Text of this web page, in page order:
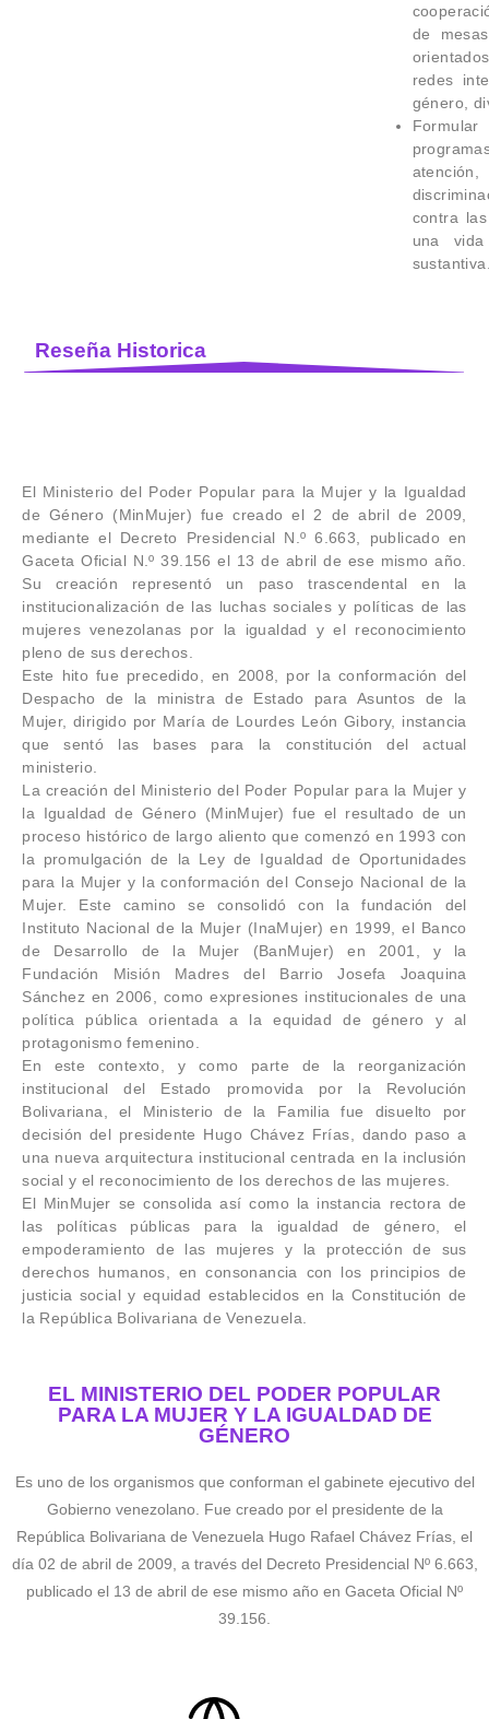
de
redes
género,
contra
una
Reseña Historica
El Ministerio del Poder Popular para la Mujer y la Igualdad
de Género (MinMujer) fue creado el 2 de abril de 2009,
mediante el Decreto Presidencial N.º 6.663, publicado en
Gaceta Oficial N.º 39.156 el 13 de abril de ese mismo año.
Su creación representó un paso trascendental en la
institucionalización de las luchas sociales y políticas de las
mujeres venezolanas por la igualdad y el reconocimiento
pleno de sus derechos.
Este hito fue precedido, en 2008, por la conformación del
Despacho de la ministra de Estado para Asuntos de la
Mujer, dirigido por María de Lourdes León Gibory, instancia
que sentó las bases para la constitución del actual
ministerio.
La creación del Ministerio del Poder Popular para la Mujer y
la Igualdad de Género (MinMujer) fue el resultado de un
proceso histórico de largo aliento que comenzó en 1993 con
la promulgación de la Ley de Igualdad de Oportunidades
para la Mujer y la conformación del Consejo Nacional de la
Mujer. Este camino se consolidó con la fundación del
Instituto Nacional de la Mujer (InaMujer) en 1999, el Banco
de Desarrollo de la Mujer (BanMujer) en 2001, y la
Fundación Misión Madres del Barrio Josefa Joaquina
Sánchez en 2006, como expresiones institucionales de una
política pública orientada a la equidad de género y al
protagonismo femenino.
En este contexto, y como parte de la reorganización
institucional del Estado promovida por la Revolución
Bolivariana, el Ministerio de la Familia fue disuelto por
decisión del presidente Hugo Chávez Frías, dando paso a
una nueva arquitectura institucional centrada en la inclusión
social y el reconocimiento de los derechos de las mujeres.
El MinMujer se consolida así como la instancia rectora de
las políticas públicas para la igualdad de género, el
empoderamiento de las mujeres y la protección de sus
derechos humanos, en consonancia con los principios de
justicia social y equidad establecidos en la Constitución de
la República Bolivariana de Venezuela.
EL MINISTERIO DEL PODER POPULAR
PARA LA MUJER Y LA IGUALDAD DE
GÉNERO
Es uno de los organismos que conforman el gabinete ejecutivo del
Gobierno venezolano. Fue creado por el presidente de la
República Bolivariana de Venezuela Hugo Rafael Chávez Frías, el
día 02 de abril de 2009, a través del Decreto Presidencial Nº 6.663,
publicado el 13 de abril de ese mismo año en Gaceta Oficial Nº
39.156.